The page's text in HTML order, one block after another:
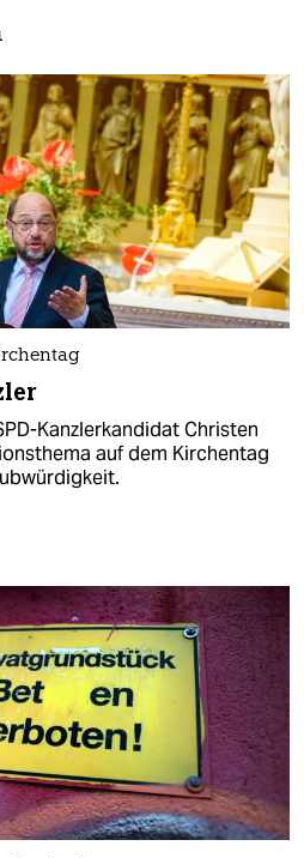
Kanzlerkandidat Christen
auf dem Kirchentag